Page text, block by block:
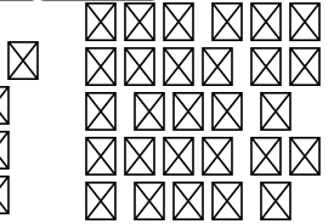
계에서 폭발후
수축되어 생성
된 것으로 추
측되는, 강력
한 밀도와 중